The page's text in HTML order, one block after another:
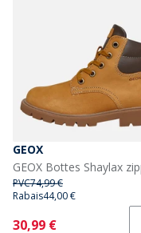
GEOX
PVC74,99 €
Rabais44,00 €
Current
30,99 €